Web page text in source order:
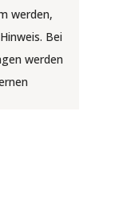
werden,
Bei
werden